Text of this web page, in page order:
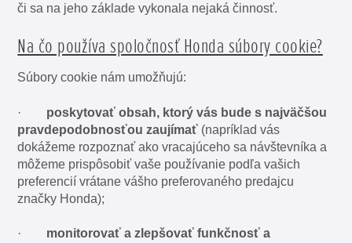
či sa na jeho základe vykonala nejaká činnosť.
Na čo používa spoločnosť Honda súbory cookie?
Súbory cookie nám umožňujú:
· poskytovať obsah, ktorý vás bude s najväčšou
pravdepodobnosťou zaujímať (napríklad vás
dokážeme rozpoznať ako vracajúceho sa návštevníka a
môžeme prispôsobiť vaše používanie podľa vašich
preferencií vrátane vášho preferovaného predajcu
značky Honda);
· monitorovať a zlepšovať funkčnosť a